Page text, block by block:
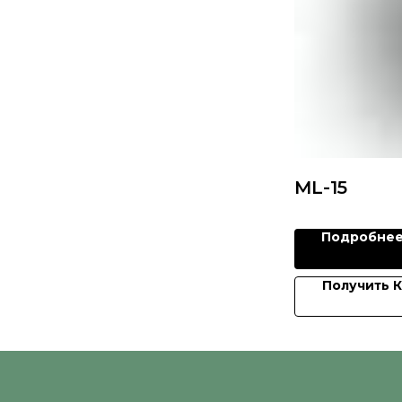
ML-15
Получить